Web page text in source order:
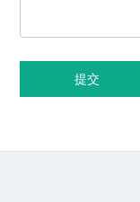
提交